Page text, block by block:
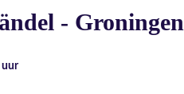
- Groningen
uur